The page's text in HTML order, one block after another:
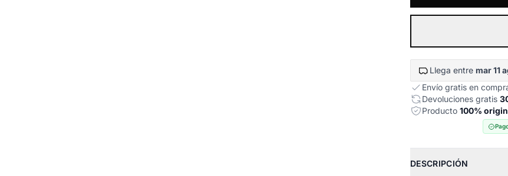
Llega entre mar 11
Envío gratis en
Devoluciones gratis
Producto 100%
DESCRIPCIÓN